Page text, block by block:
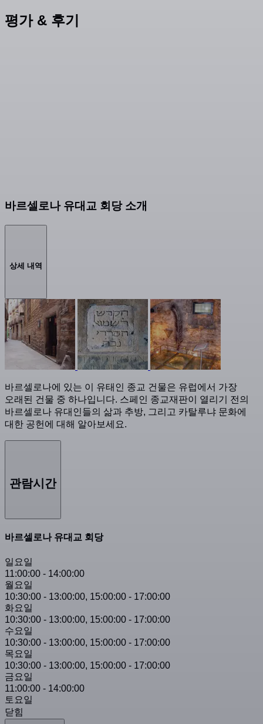
평가 & 후기
바르셀로나 유대교 회당 소개
상세 내역
바르셀로나에 있는 이 유태인 종교 건물은 유럽에서 가장
오래된 건물 중 하나입니다. 스페인 종교재판이 열리기 전의
바르셀로나 유대인들의 삶과 추방, 그리고 카탈루냐 문화에
대한 공헌에 대해 알아보세요.
관람시간
바르셀로나 유대교 회당
일요일
11:00:00 - 14:00:00
월요일
10:30:00 - 13:00:00, 15:00:00 - 17:00:00
화요일
10:30:00 - 13:00:00, 15:00:00 - 17:00:00
수요일
10:30:00 - 13:00:00, 15:00:00 - 17:00:00
목요일
10:30:00 - 13:00:00, 15:00:00 - 17:00:00
금요일
11:00:00 - 14:00:00
토요일
닫힘